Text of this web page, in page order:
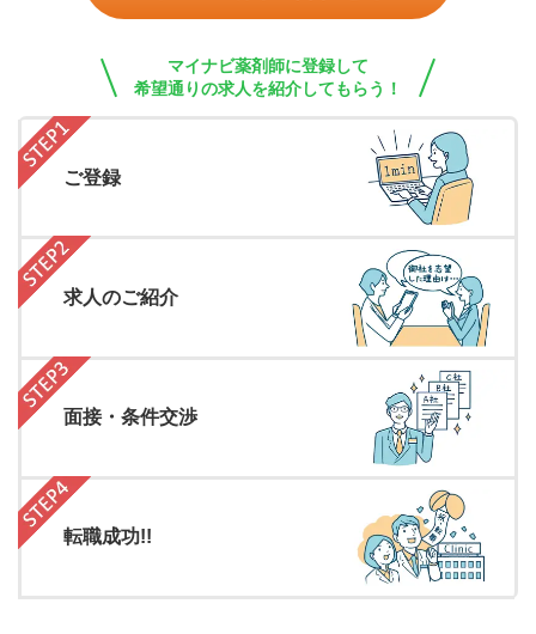
マイナビ薬剤師に登録して
希望通りの求人を紹介してもらう！
ご登録
求人のご紹介
面接・条件交渉
転職成功!!